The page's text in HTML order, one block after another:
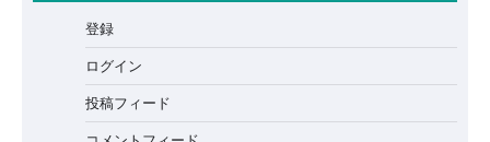
登録
ログイン
投稿フィード